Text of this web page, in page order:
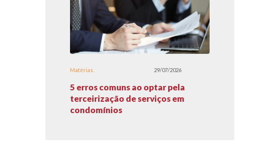
Matérias 29/07/2026
5 erros comuns ao optar pela
terceirização de serviços em
condomínios